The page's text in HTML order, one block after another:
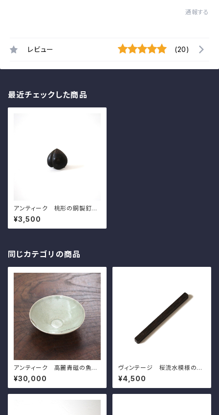
通報する
レビュー (20)
最近チェックした商品
アンティーク 桃形の銅製釘隠
h3.1cm Antique Japanese
Copper Peach Shaped Ku
gikakusghi Nailhead Cover
¥3,500
同じカテゴリの商品
アンティーク 高麗青磁の魚模
様の碗 d15.9cm Antique G
oryeo Celadon Bowl, Engr
aved Design of Fish and W
¥30,000
ヴィンテージ 桜流水模様の文
鎮 l20.0cm Vintage Japan
ese Mteal Paperweight, C
arved Design of Sakura Ch
¥4,500